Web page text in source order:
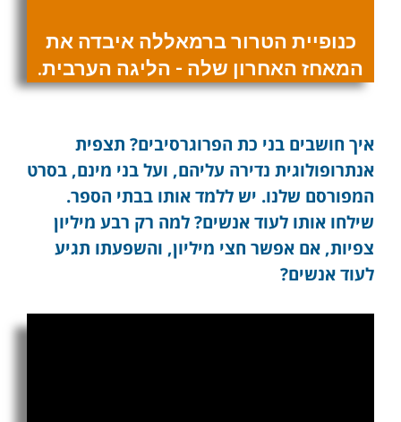
כנופיית הטרור ברמאללה איבדה את
המאחז האחרון שלה - הליגה הערבית.
איך חושבים בני כת הפרוגרסיבים? תצפית
אנתרופולוגית נדירה עליהם, ועל בני מינם, בסרט
המפורסם שלנו. יש ללמד אותו בבתי הספר.
שילחו אותו לעוד אנשים? למה רק רבע מיליון
צפיות, אם אפשר חצי מיליון, והשפעתו תגיע
לעוד אנשים?